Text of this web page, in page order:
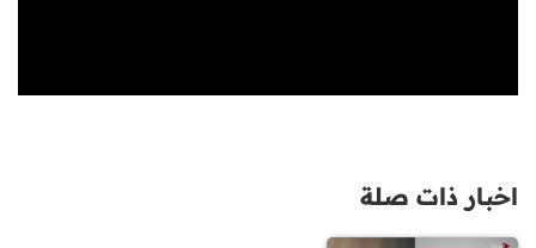
اخبار ذات صلة